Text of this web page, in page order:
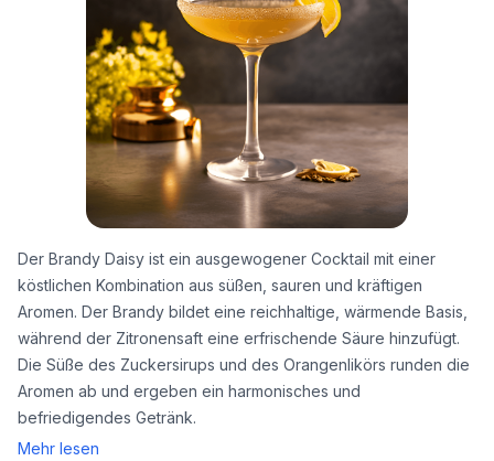
Der Brandy Daisy ist ein ausgewogener Cocktail mit einer
köstlichen Kombination aus süßen, sauren und kräftigen
Aromen. Der Brandy bildet eine reichhaltige, wärmende Basis,
während der Zitronensaft eine erfrischende Säure hinzufügt.
Die Süße des Zuckersirups und des Orangenlikörs runden die
Aromen ab und ergeben ein harmonisches und
befriedigendes Getränk.
Mehr lesen